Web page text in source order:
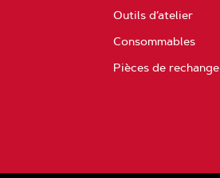
Outils d’atelier
Consommables
Pièces de rechange